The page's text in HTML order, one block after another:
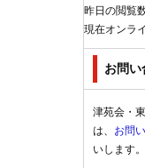
昨日の閲覧
現在オンラ
お問い
津苑会・
は、 お問
いします。